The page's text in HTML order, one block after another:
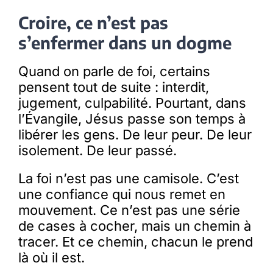
Nous soutenir
La revue Responsables
Croire, ce n’est pas
s’enfermer dans un dogme
Quand on parle de foi, certains
pensent tout de suite : interdit,
jugement, culpabilité. Pourtant, dans
l’Évangile, Jésus passe son temps à
libérer les gens. De leur peur. De leur
isolement. De leur passé.
La foi n’est pas une camisole. C’est
une confiance qui nous remet en
mouvement. Ce n’est pas une série
de cases à cocher, mais un chemin à
tracer. Et ce chemin, chacun le prend
là où il est.